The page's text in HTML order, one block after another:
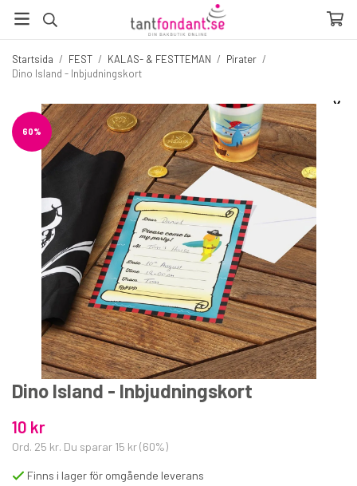
Startsida / FEST / KALAS- & FESTTEMAN / Pirater /
Dino Island - Inbjudningskort
Fler produkter du inte vill missa
☓
60%
Dino Island - Inbjudningskort
10 kr
Ord. 25 kr. Du sparar 15 kr(60%)
Finns i lager för omgående leverans